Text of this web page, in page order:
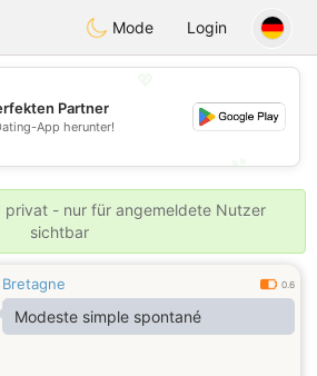
Dating
Mode Login
💕
Partner
App herunter!
privat - nur für angemeldete Nutzer
sichtbar
Bretagne 0.6
Modeste simple spontané